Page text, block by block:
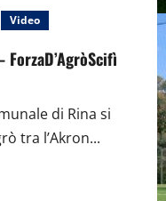
Video
ForzaD’AgròScifì
di Rina si
tra l’Akron...